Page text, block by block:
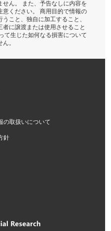
ん。 また、予告なしに内容を
ください。 商用目的で情報の
こと、独自に加工すること、
に譲渡または使用させること
て生じた如何なる損害について
。
の取扱いについて
針